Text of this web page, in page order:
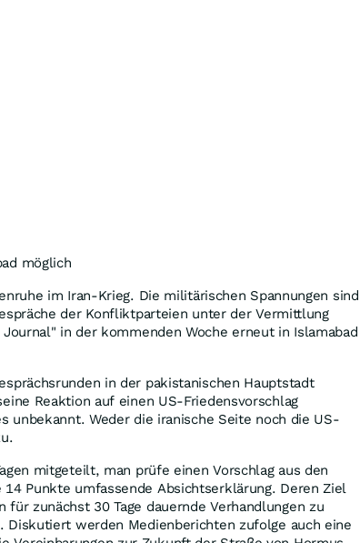
möglich
im Iran-Krieg. Die militärischen Spannungen sind
der Konfliktparteien unter der Vermittlung
in der kommenden Woche erneut in Islamabad
in der pakistanischen Hauptstadt
Reaktion auf einen US-Friedensvorschlag
unbekannt. Weder die iranische Seite noch die US-
mitgeteilt, man prüfe einen Vorschlag aus den
Punkte umfassende Absichtserklärung. Deren Ziel
zunächst 30 Tage dauernde Verhandlungen zu
Diskutiert werden Medienberichten zufolge auch eine